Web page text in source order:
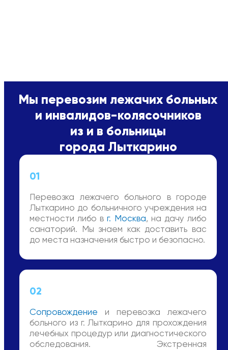
Мы перевозим лежачих больных
и инвалидов-колясочников
из и в больницы
города Лыткарино
01
Перевозка лежачего больного в городе
Лыткарино до больничного учреждения на
местности либо вг. Москва, на дачу либо
санаторий. Мы знаем как доставить вас
до места назначения быстро и безопасно.
02
Сопровождение и перевозка лежачего
больного из г. Лыткарино для прохождения
лечебных процедур или диагностического
обследования. Экстренная